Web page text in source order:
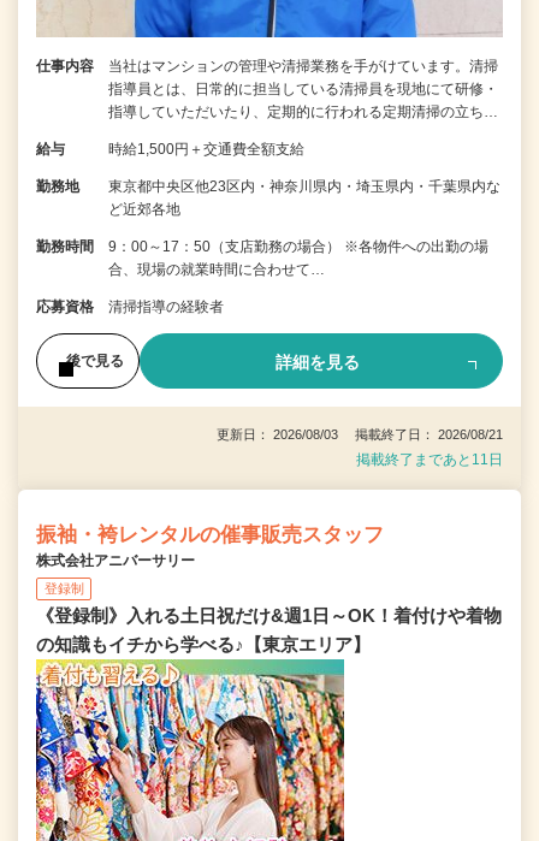
仕事内容
当社はマンションの管理や清掃業務を手がけています。清掃
指導員とは、日常的に担当している清掃員を現地にて研修・
指導していただいたり、定期的に行われる定期清掃の立ち…
給与 時給1,500円＋交通費全額支給
勤務地
東京都中央区他23区内・神奈川県内・埼玉県内・千葉県内な
ど近郊各地
勤務時間
9：00～17：50（支店勤務の場合） ※各物件への出勤の場
合、現場の就業時間に合わせて…
応募資格 清掃指導の経験者
後で見る 詳細を見る
更新日： 2026/08/03 掲載終了日： 2026/08/21
掲載終了まであと11日
振袖・袴レンタルの催事販売スタッフ
株式会社アニバーサリー
登録制
《登録制》入れる土日祝だけ&週1日～OK！着付けや着物
の知識もイチから学べる♪【東京エリア】